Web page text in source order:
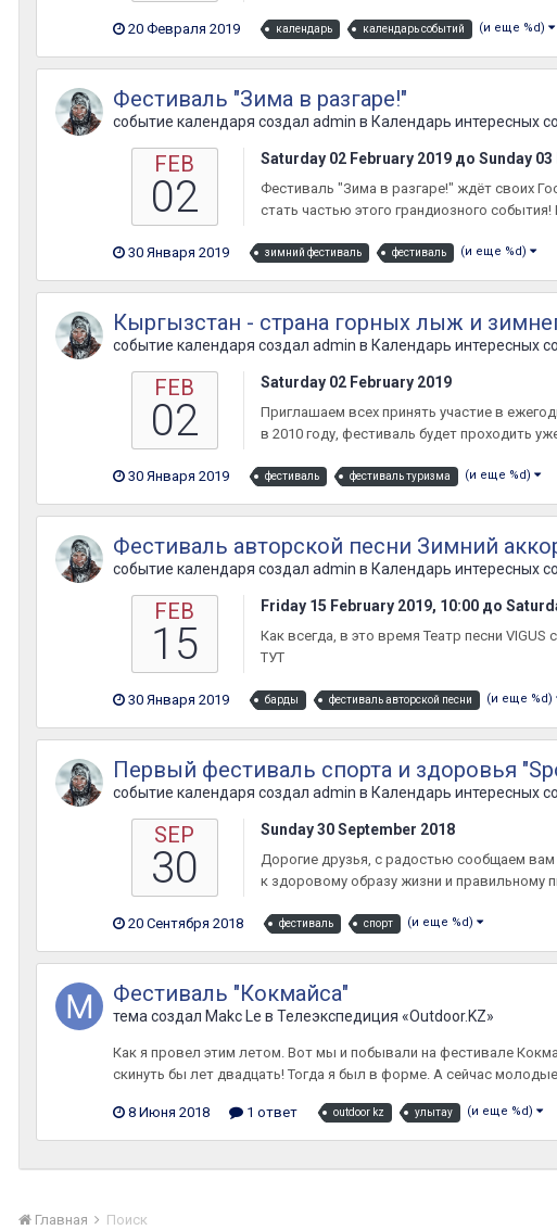
20 Февраля 2019 календарь календарь событий (и еще %d)
Фестиваль "Зима в разгаре!"
событие календаря создал admin в Календарь интересных
FEB
02
Saturday 02 February 2019 до Sunday
Фестиваль "Зима в разгаре!" ждёт своих
стать частью этого грандиозного
30 Января 2019 зимний фестиваль фестиваль (и еще %d)
Кыргызстан - страна горных лыж и
событие календаря создал admin в Календарь интересных
FEB
02
Saturday 02 February 2019
Приглашаем всех принять участие в
в 2010 году, фестиваль будет проходить
30 Января 2019 фестиваль фестиваль туризма (и еще %d)
Фестиваль авторской песни Зимний
событие календаря создал admin в Календарь интересных
FEB
15
Friday 15 February 2019, 10:00 до
Как всегда, в это время Театр песни
ТУТ
30 Января 2019 барды фестиваль авторской песни (и еще %d)
Первый фестиваль спорта и здоровья
событие календаря создал admin в Календарь интересных
SEP
30
Sunday 30 September 2018
Дорогие друзья, с радостью сообщаем
к здоровому образу жизни и правильному
20 Сентября 2018 фестиваль спорт (и еще %d)
Фестиваль "Кокмайса"
тема создал Makc Le в Телеэкспедиция «Outdoor.KZ»
Как я провел этим летом. Вот мы и побывали на фестивале
скинуть бы лет двадцать! Тогда я был в форме. А сейчас
8 Июня 2018 1 ответ outdoor kz улытау (и еще %d)
Главная Поиск